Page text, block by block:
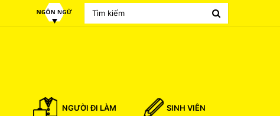
NGƯỜI ĐI LÀM SINH VIÊN